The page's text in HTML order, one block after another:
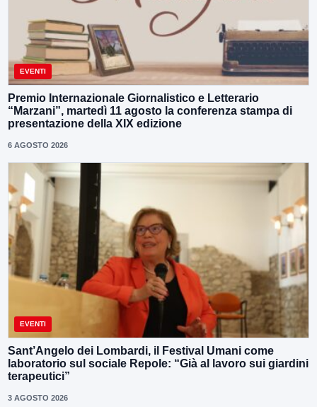
EVENTI
Premio Internazionale Giornalistico e Letterario
“Marzani”, martedì 11 agosto la conferenza stampa di
presentazione della XIX edizione
6 AGOSTO 2026
EVENTI
Sant’Angelo dei Lombardi, il Festival Umani come
laboratorio sul sociale Repole: “Già al lavoro sui giardini
terapeutici”
3 AGOSTO 2026